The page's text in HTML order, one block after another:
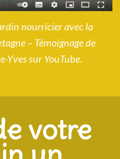
nourricier avec la
– Témoignage de
Yves sur YouTube.
votre